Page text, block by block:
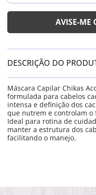
DESCRIÇÃO DO
Máscara Capilar Chikas
formulada para cabelos
intensa e definição dos
que nutrem e controlam
Ideal para rotina de
manter a estrutura dos
facilitando o manejo.